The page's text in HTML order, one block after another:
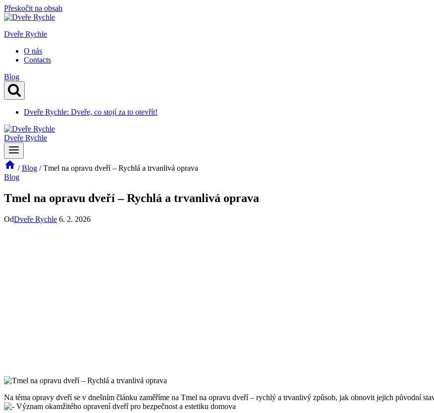
Přeskočit na obsah
Dveře Rychle
O nás
Contacts
Blog
Dveře Rychle: Dveře, co stojí za to otevřít!
Dveře Rychle
/ Blog / Tmel na opravu dveří – Rychlá a trvanlivá oprava
Blog
Tmel na opravu dveří – Rychlá a trvanlivá oprava
OdDveře Rychle 6. 2. 2026
Na téma opravy dveří se ⁢v dnešním článku zaměříme na Tmel na ⁢opravu dveří –⁤ rychlý a trvanlivý způsob, jak obnovit jejich původní